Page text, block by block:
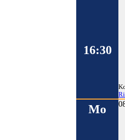
16:30
Mo